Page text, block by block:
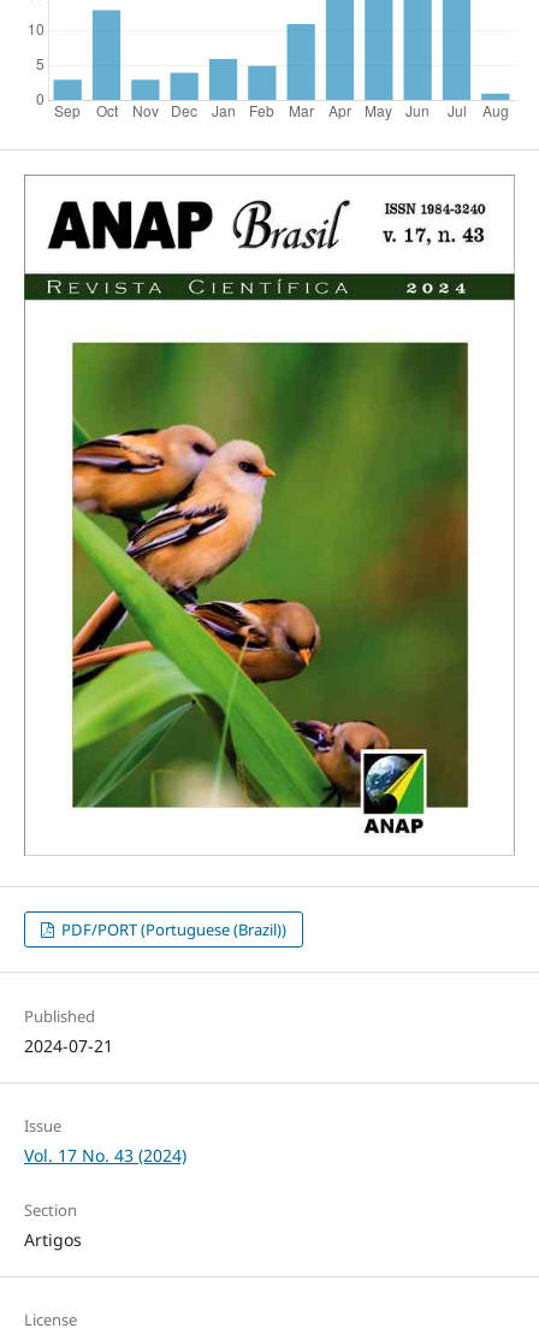
PDF/PORT (Portuguese (Brazil))
Published
2024-07-21
Issue
Vol. 17 No. 43 (2024)
Section
Artigos
License